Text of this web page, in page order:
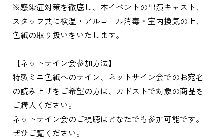
※感染症対策を徹底し、本イベントの出演キャスト、
スタッフ共に検温・アルコール消毒・室内換気の上、
色紙の取り扱いをいたします。
【ネットサイン会参加方法】
特製ミニ色紙へのサイン、ネットサイン会でのお宛名
の読み上げをご希望の方は、カドストで対象の商品を
ご購入ください。
ネットサイン会のご視聴はどなたでも参加可能です。
ぜひご覧ください。